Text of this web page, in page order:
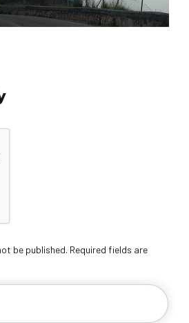
be published. Required fields are